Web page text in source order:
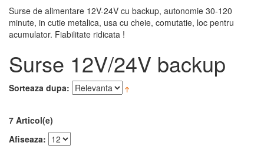
Surse de alimentare 12V-24V cu backup, autonomie 30-120
minute, in cutie metalica, usa cu cheie, comutatie, loc pentru
acumulator. Fiabilitate ridicata !
Surse 12V/24V backup
Sorteaza dupa:
7 Articol(e)
Afiseaza: